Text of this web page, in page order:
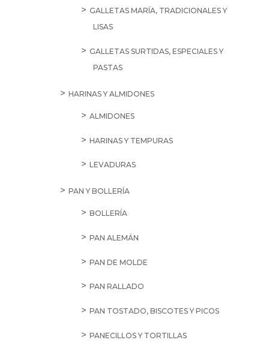
GALLETAS MARÍA, TRADICIONALES Y
LISAS
GALLETAS SURTIDAS, ESPECIALES Y
PASTAS
HARINAS Y ALMIDONES
ALMIDONES
HARINAS Y TEMPURAS
LEVADURAS
PAN Y BOLLERÍA
BOLLERÍA
PAN ALEMÁN
PAN DE MOLDE
PAN RALLADO
PAN TOSTADO, BISCOTES Y PICOS
PANECILLOS Y TORTILLAS